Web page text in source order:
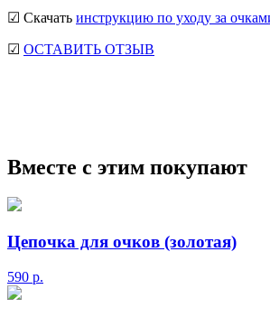
☑ Скачать инструкцию по уходу за
☑ ОСТАВИТЬ ОТЗЫВ
Вместе с этим покупают
Цепочка для очков (золотая)
590 р.